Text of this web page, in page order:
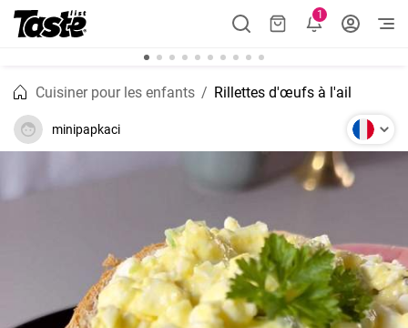
1
Cuisiner pour les enfants Rillettes d'œufs à l'ail
minipapkaci